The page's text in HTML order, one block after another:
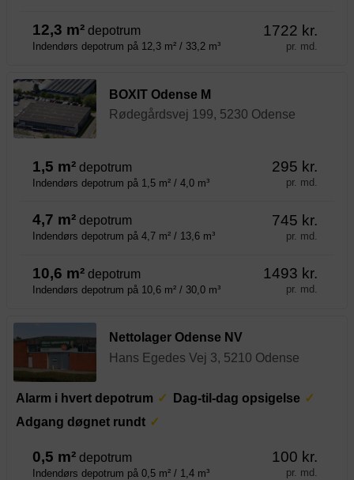
12,3 m² depotrum
Indendørs depotrum på 12,3 m² / 33,2 m³
1722 kr.
pr. md.
BOXIT Odense M
Rødegårdsvej 199, 5230 Odense
1,5 m² depotrum
Indendørs depotrum på 1,5 m² / 4,0 m³
295 kr.
pr. md.
4,7 m² depotrum
Indendørs depotrum på 4,7 m² / 13,6 m³
745 kr.
pr. md.
10,6 m² depotrum
Indendørs depotrum på 10,6 m² / 30,0 m³
1493 kr.
pr. md.
Nettolager Odense NV
Hans Egedes Vej 3, 5210 Odense
Alarm i hvert depotrum
Dag-til-dag opsigelse
Adgang døgnet rundt
0,5 m² depotrum
Indendørs depotrum på 0,5 m² / 1,4 m³
100 kr.
pr. md.